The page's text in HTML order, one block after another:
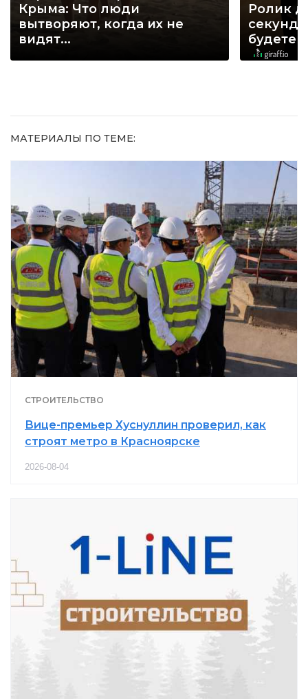
Крыма: Что люди
вытворяют, когда их не
видят...
Ролик
секунд,
будете
МАТЕРИАЛЫ ПО ТЕМЕ:
СТРОИТЕЛЬСТВО
Вице-премьер Хуснуллин проверил, как
строят метро в Красноярске
2026-08-04